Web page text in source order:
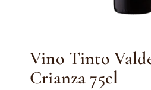
Vino Tinto
Crianza 75cl